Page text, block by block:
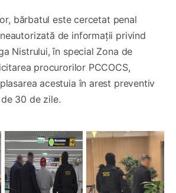
bărbatul este cercetat penal
de informații privind
Nistrului, în special Zona de
procurorilor PCCOCS,
acestuia în arest preventiv
30 de zile.